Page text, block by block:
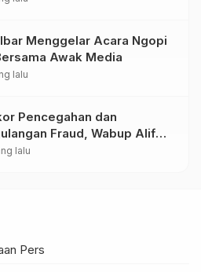
Menggelar Acara Ngopi
Awak Media
lalu
Pencegahan dan
Fraud, Wabup Alif
Sistem JKN
lalu
Pers